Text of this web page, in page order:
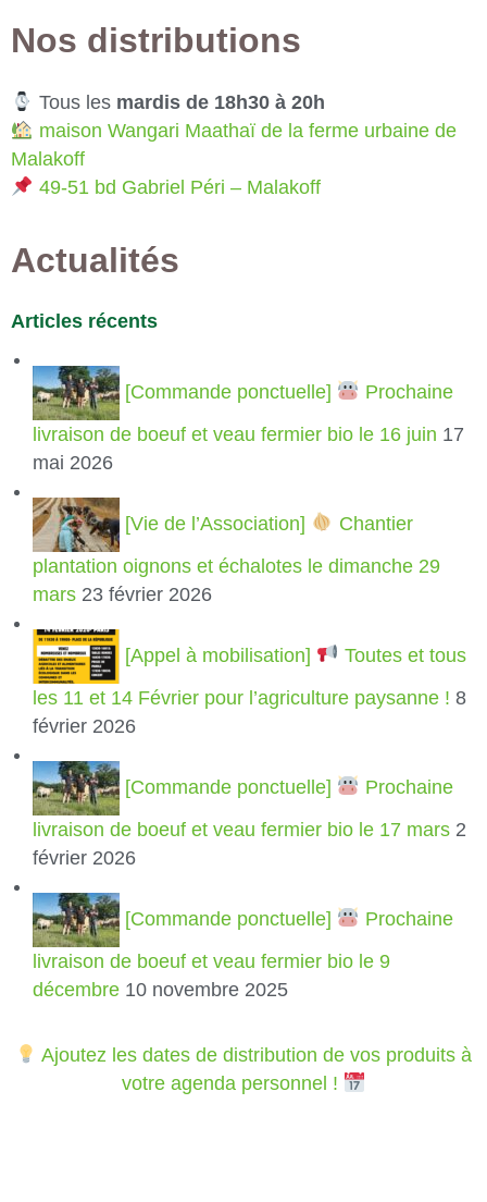
Nos distributions
Tous lesmardis de 18h30 à 20h
maison Wangari Maathaï de la ferme urbaine de
Malakoff
49-51 bd Gabriel Péri – Malakoff
Actualités
Articles récents
[Commande ponctuelle]
Prochaine
livraison de boeuf et veau fermier bio le 16 juin 17
mai 2026
[Vie de l’Association]
Chantier
plantation oignons et échalotes le dimanche 29
mars 23 février 2026
[Appel à mobilisation]
Toutes et tous
les 11 et 14 Février pour l’agriculture paysanne ! 8
février 2026
[Commande ponctuelle]
Prochaine
livraison de boeuf et veau fermier bio le 17 mars 2
février 2026
[Commande ponctuelle]
Prochaine
livraison de boeuf et veau fermier bio le 9
décembre 10 novembre 2025
Ajoutez les dates de distribution de vos produits à
votre agenda personnel !